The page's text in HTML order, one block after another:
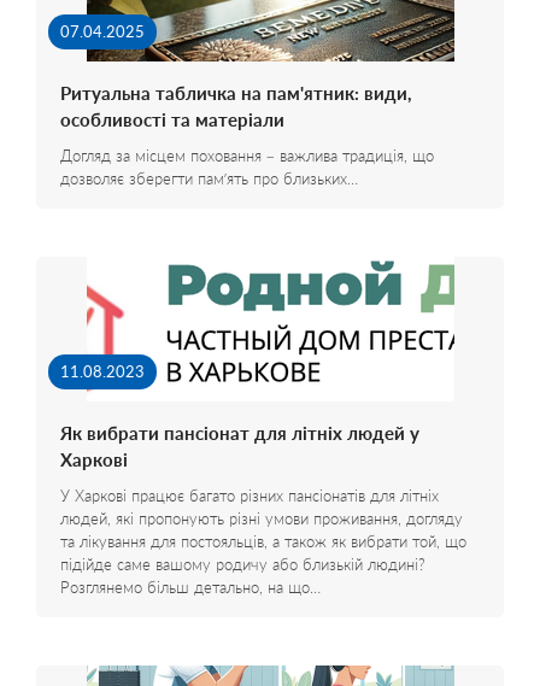
07.04.2025
Ритуальна табличка на пам'ятник: види,
особливості та матеріали
Догляд за місцем поховання – важлива традиція, що
дозволяє зберегти пам’ять про близьких…
11.08.2023
Як вибрати пансіонат для літніх людей у
Харкові
У Харкові працює багато різних пансіонатів для літніх
людей, які пропонують різні умови проживання, догляду
та лікування для постояльців, а також як вибрати той, що
підійде саме вашому родичу або близькій людині?
Розглянемо більш детально, на що…